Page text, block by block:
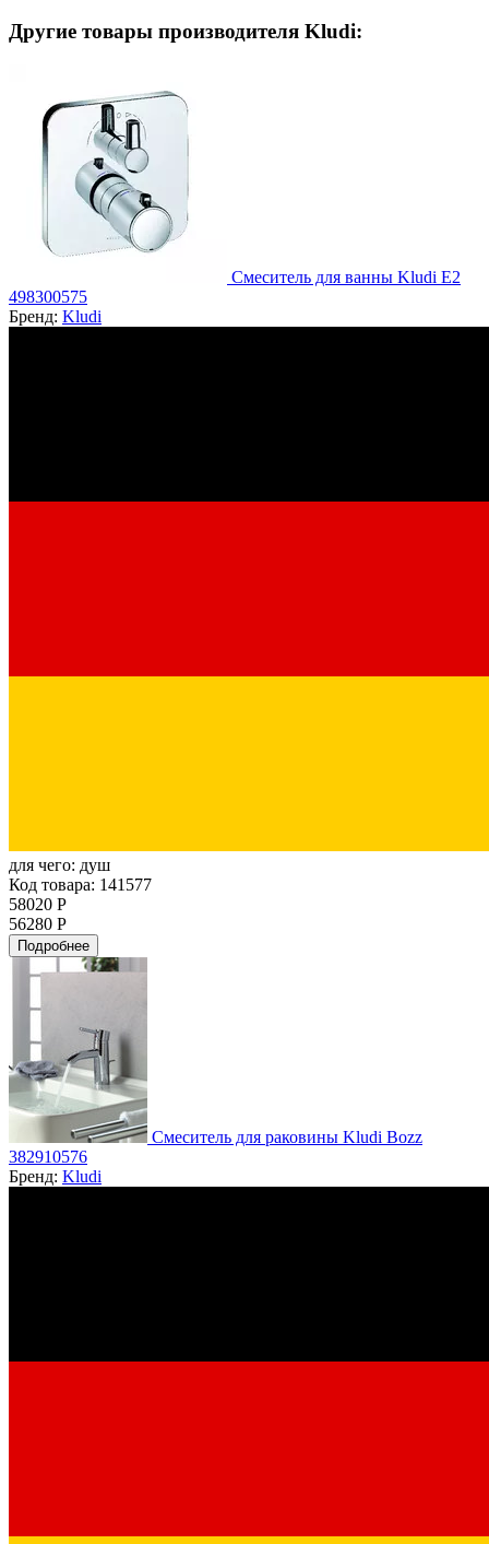
Другие товары производителя Kludi:
Смеситель для ванны Kludi E2
498300575
Бренд: Kludi
для чего: душ
Код товара: 141577
58020 Р
56280 Р
Подробнее
Смеситель для раковины Kludi Bozz
382910576
Бренд: Kludi